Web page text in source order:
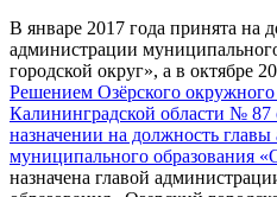
В январе 2017 года принята на
администрации
городской округ», а в октябре
Решением Озёрского окружного
Калининградской области № 87
назначении на должность
муниципального образования
назначена главой